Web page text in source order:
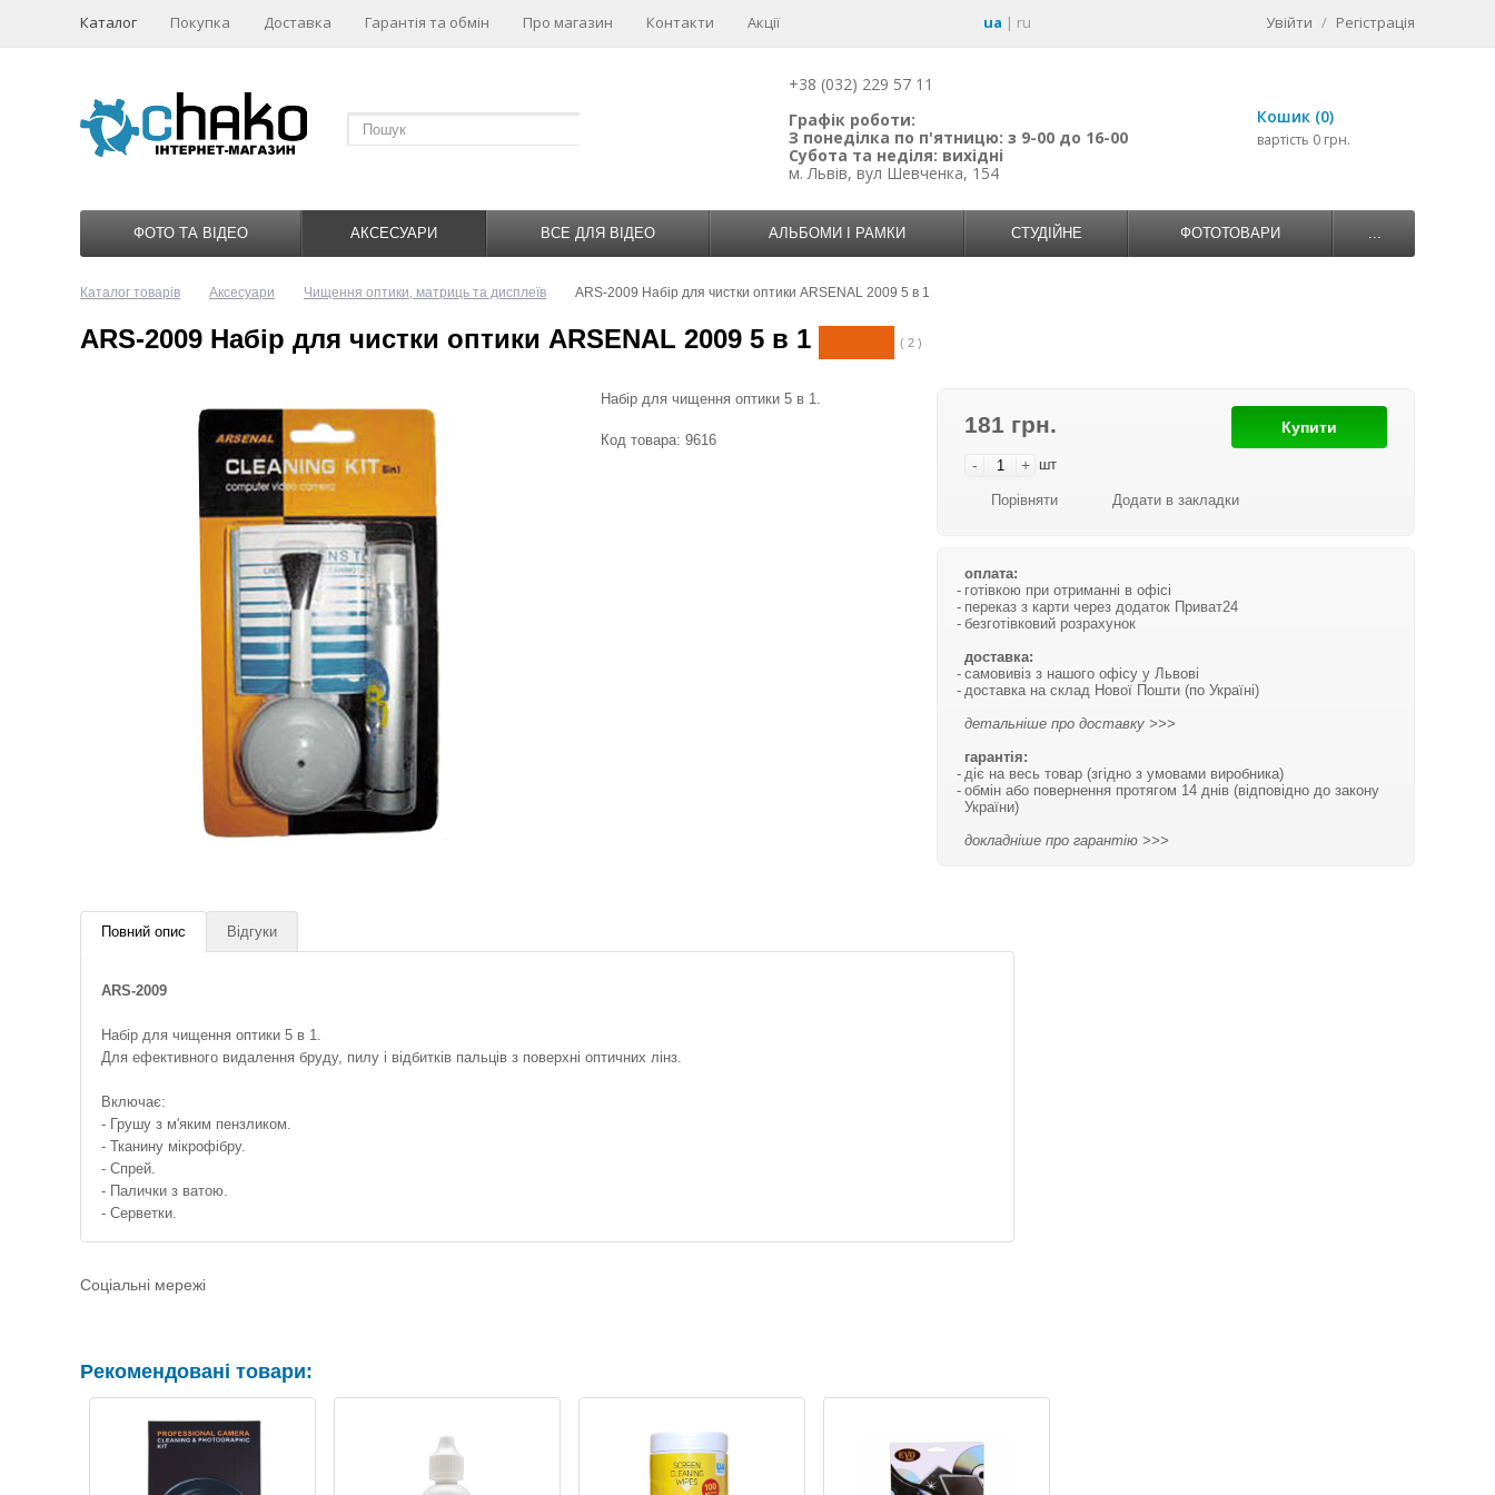
Каталог Покупка Доставка Гарантія та обмін Про магазин Контакти Акції ua | ru Увійти / Регістрація
+38 (032) 229 57 11
Графік роботи:
З понеділка по п'ятницю: з 9-00 до 16-00
Субота та неділя: вихідні
м. Львів, вул Шевченка, 154
Кошик (0)
вартість 0 грн.
ФОТО ТА ВІДЕО АКСЕСУАРИ ВСЕ ДЛЯ ВІДЕО АЛЬБОМИ І РАМКИ СТУДІЙНЕ ФОТОТОВАРИ ...
Каталог товарів Аксесуари Чищення оптики, матриць та дисплеїв ARS-2009 Набір для чистки оптики ARSENAL 2009 5 в 1
ARS-2009 Набір для чистки оптики ARSENAL 2009 5 в 1 ( 2 )
181 грн.
- + шт
Купити
Порівняти Додати в закладки
оплата:
готівкою при отриманні в офісі
переказ з карти через додаток Приват24
безготівковий розрахунок
доставка:
самовивіз з нашого офісу у Львові
доставка на склад Нової Пошти (по Україні)
детальніше про доставку >>>
гарантія:
діє на весь товар (згідно з умовами виробника)
обмін або повернення протягом 14 днів (відповідно до закону
України)
докладніше про гарантію >>>
Набір для чищення оптики 5 в 1.
Код товара: 9616
Повний опис Відгуки
ARS-2009
Набір для чищення оптики 5 в 1.
Для ефективного видалення бруду, пилу і відбитків пальців з поверхні оптичних лінз.
Включає:
- Грушу з м'яким пензликом.
- Тканину мікрофібру.
- Спрей.
- Палички з ватою.
- Серветки.
Соціальні мережі
Рекомендовані товари: